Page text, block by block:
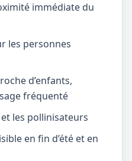
immédiate du
les personnes
d’enfants,
fréquenté
les pollinisateurs
en fin d’été et en